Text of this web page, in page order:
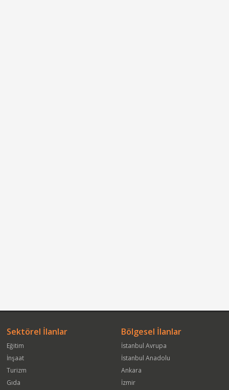
Sektörel İlanlar
Eğitim
İnşaat
Turizm
Gıda
Bölgesel İlanlar
İstanbul Avrupa
İstanbul Anadolu
Ankara
İzmir